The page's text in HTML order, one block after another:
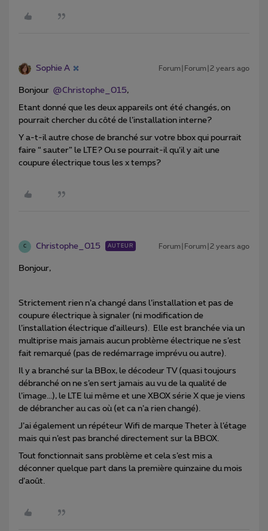
Sophie A Forum|Forum|2 years ago
Bonjour @Christophe_015,
Etant donné que les deux appareils ont été changés, on
pourrait chercher du côté de l’installation interne?
Y a-t-il autre chose de branché sur votre bbox qui pourrait
faire “ sauter” le LTE? Ou se pourrait-il qu’il y ait une
coupure électrique tous les x temps?
C Christophe_015 AUTEUR Forum|Forum|2 years ago
Bonjour,
Strictement rien n’a changé dans l’installation et pas de
coupure électrique à signaler (ni modification de
l’installation électrique d’ailleurs). Elle est branchée via un
multiprise mais jamais aucun problème électrique ne s’est
fait remarqué (pas de redémarrage imprévu ou autre).
Il y a branché sur la BBox, le décodeur TV (quasi toujours
débranché on ne s’en sert jamais au vu de la qualité de
l’image...), le LTE lui même et une XBOX série X que je viens
de débrancher au cas où (et ca n’a rien changé).
J’ai également un répéteur Wifi de marque Theter à l’étage
mais qui n’est pas branché directement sur la BBOX.
Tout fonctionnait sans problème et cela s’est mis a
déconner quelque part dans la première quinzaine du mois
d’août.